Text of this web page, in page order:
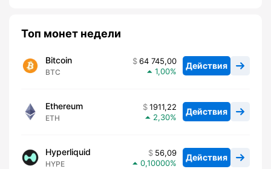
Топ монет недели
Bitcoin
BTC
64 745,00
1,00
Действия
Ethereum
ETH
1911,22
2,30
Действия
Hyperliquid
HYPE
56,09
0,10000
Действия